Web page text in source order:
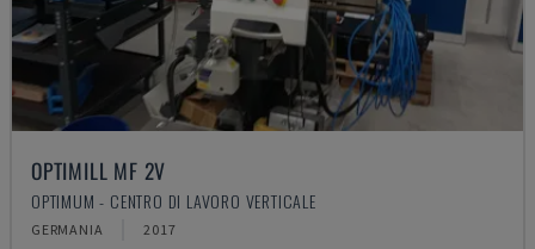
OPTIMILL MF 2V
OPTIMUM - CENTRO DI LAVORO VERTICALE
GERMANIA 2017